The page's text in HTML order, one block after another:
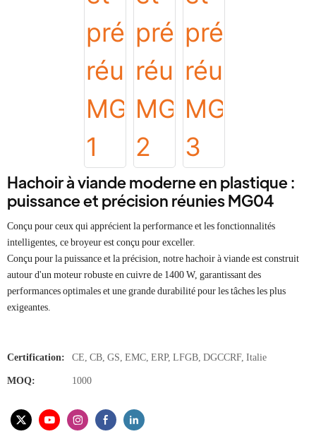
Hachoir à viande moderne en plastique :
puissance et précision réunies MG04
Conçu pour ceux qui apprécient la performance et les fonctionnalités
intelligentes, ce broyeur est conçu pour exceller.
Conçu pour la puissance et la précision, notre hachoir à viande est construit
autour d'un moteur robuste en cuivre de 1400 W, garantissant des
performances optimales et une grande durabilité pour les tâches les plus
exigeantes.
Certification: CE, CB, GS, EMC, ERP, LFGB, DGCCRF, Italie
MOQ: 1000